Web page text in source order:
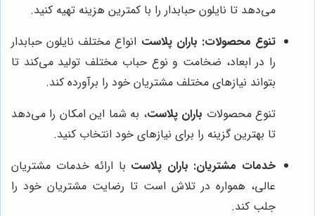
می‌دهد تا نایلون حبابدار را با کمترین هزینه تهیه کنید.
تنوع محصولات: باران پلاست انواع مختلف نایلون حبابدار
را در ابعاد، ضخامت و نوع حباب مختلف تولید می‌کند تا
بتواند نیازهای مختلف مشتریان خود را برآورده کند.
تنوع محصولات باران پلاست، به شما این امکان را می‌دهد
تا بهترین گزینه را برای نیازهای خود انتخاب کنید.
خدمات مشتریان: باران پلاست با ارائه خدمات مشتریان
عالی، همواره در تلاش است تا رضایت مشتریان خود را
جلب کند.